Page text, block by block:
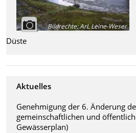
Bildrechte:ArL Leine-Weser
Düste
Aktuelles
Genehmigung der 6. Änderung
gemeinschaftlichen und
Gewässerplan)